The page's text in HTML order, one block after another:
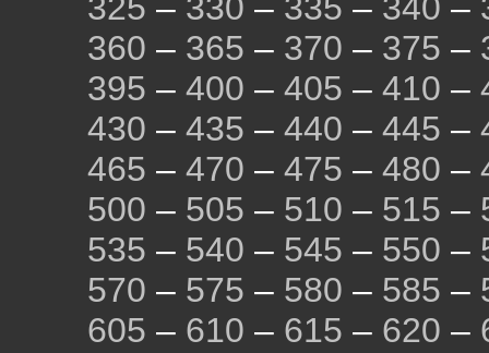
325 – 330 – 335 – 340 –
360 – 365 – 370 – 375 –
395 – 400 – 405 – 410 –
430 – 435 – 440 – 445 –
465 – 470 – 475 – 480 –
500 – 505 – 510 – 515 –
535 – 540 – 545 – 550 –
570 – 575 – 580 – 585 –
605 – 610 – 615 – 620 –